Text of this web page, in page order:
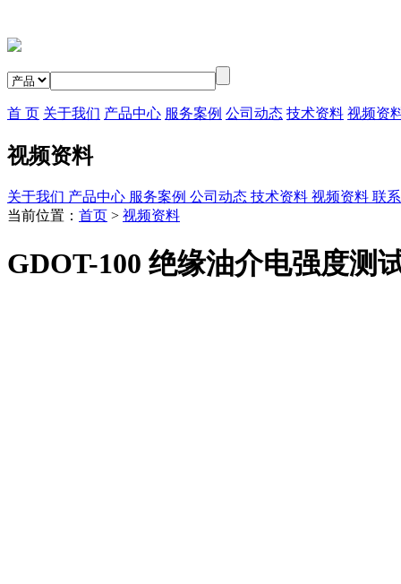
首 页 关于我们 产品中心 服务案例 公司动态 技术资料 视频资
视频资料
关于我们 产品中心 服务案例 公司动态 技术资料 视频资料 联
当前位置： 首页 > 视频资料
GDOT-100 绝缘油介电强度测